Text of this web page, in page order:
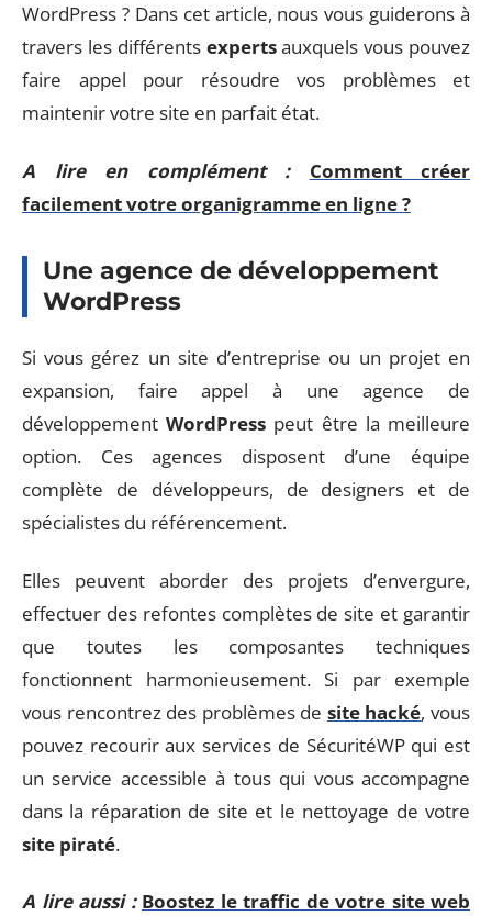
WordPress ? Dans cet article, nous vous guiderons à
travers les différents expertsauxquels vous pouvez
faire appel pour résoudre vos problèmes et
maintenir votre site en parfait état.
A lire en complément :
Comment créer
facilement votre organigramme en ligne ?
Une agence de développement
WordPress
Si vous gérez un site d’entreprise ou un projet en
expansion, faire appel à une agence de
développementWordPress peut être la meilleure
option. Ces agences disposent d’une équipe
complète de développeurs, de designers et de
spécialistes du référencement.
Elles peuvent aborder des projets d’envergure,
effectuer des refontes complètes de site et garantir
que toutes les composantes techniques
fonctionnent harmonieusement. Si par exemple
vous rencontrez des problèmes de site hacké, vous
pouvez recourir aux services de SécuritéWP qui est
un service accessible à tous qui vous accompagne
dans la réparation de site et le nettoyage de votre
site piraté.
A lire aussi : Boostez le traffic de votre site web